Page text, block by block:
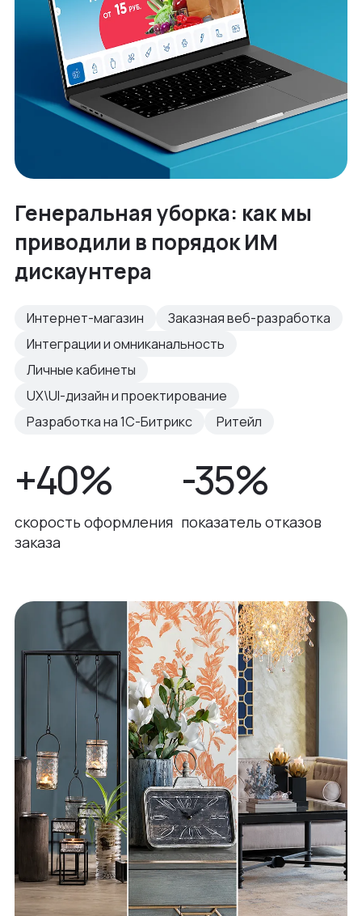
Генеральная уборка: как мы
приводили в порядок ИМ
дискаунтера
Интернет-магазин
Заказная веб-разработка
Интеграции и омниканальность
Личные кабинеты
UX\UI-дизайн и проектирование
Разработка на 1С-Битрикс
Ритейл
+40%
скорость оформления
заказа
-35%
показатель отказов